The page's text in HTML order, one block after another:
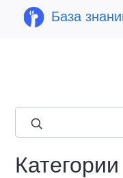
База
Категории